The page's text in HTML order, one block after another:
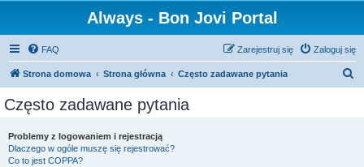
Always - Bon Jovi Portal
FAQ Zaloguj się
Zarejestruj się
Strona domowa Strona główna Często zadawane pytania
Często zadawane pytania
Problemy z logowaniem i rejestracją
Dlaczego w ogóle muszę się rejestrować?
Co to jest COPPA?